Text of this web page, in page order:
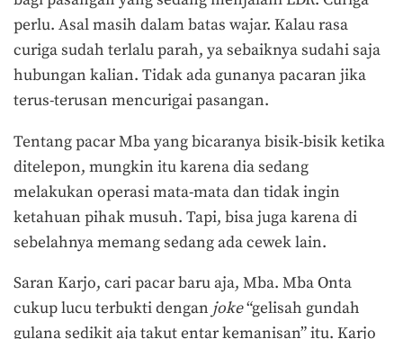
perlu. Asal masih dalam batas wajar. Kalau rasa
curiga sudah terlalu parah, ya sebaiknya sudahi saja
hubungan kalian. Tidak ada gunanya pacaran jika
terus-terusan mencurigai pasangan.
Tentang pacar Mba yang bicaranya bisik-bisik ketika
ditelepon, mungkin itu karena dia sedang
melakukan operasi mata-mata dan tidak ingin
ketahuan pihak musuh. Tapi, bisa juga karena di
sebelahnya memang sedang ada cewek lain.
Saran Karjo, cari pacar baru aja, Mba. Mba Onta
cukup lucu terbukti dengan joke“gelisah gundah
gulana sedikit aja takut entar kemanisan” itu. Karjo